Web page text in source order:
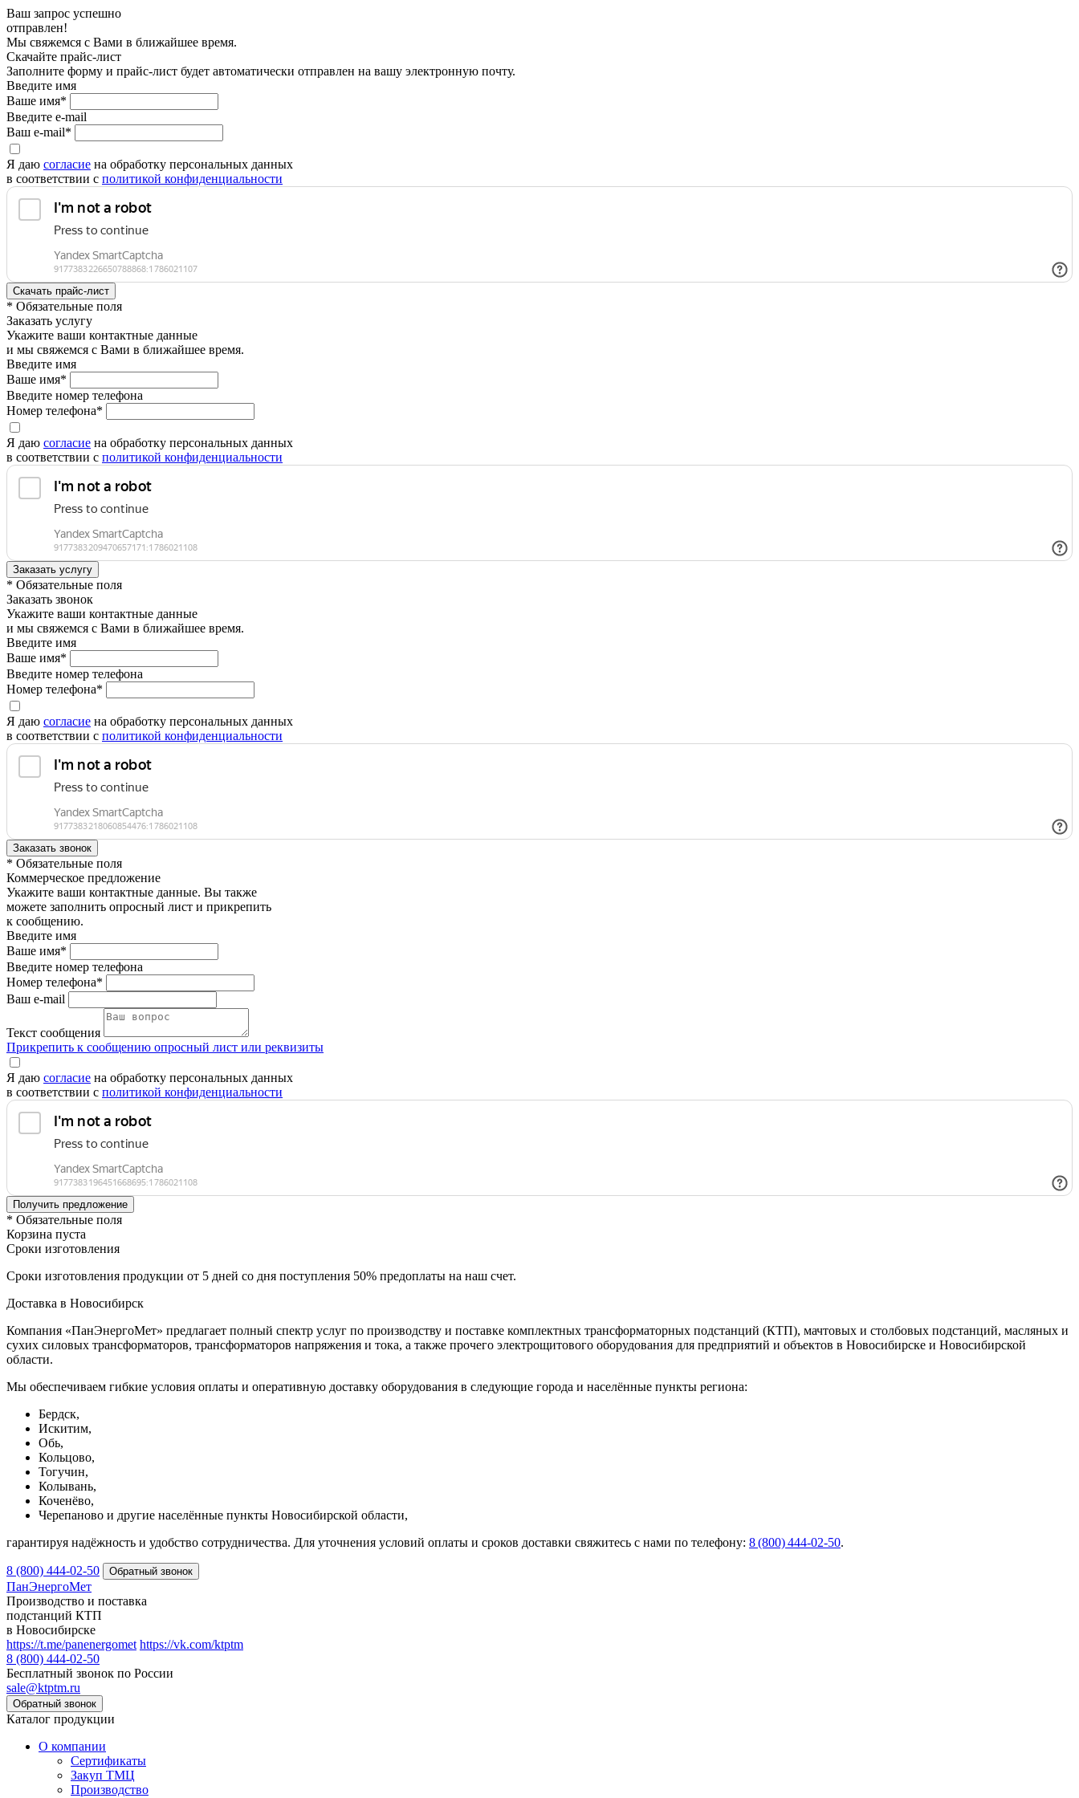
Ваш запрос успешно
отправлен!
Мы свяжемся с Вами в ближайшее время.
Скачайте прайс-лист
Заполните форму и прайс-лист будет автоматически отправлен на вашу электронную почту.
Введите имя
Ваше имя*
Введите e-mail
Ваш e-mail*
Я даю согласие на обработку персональных данных
в соответствии с политикой конфиденциальности
* Обязательные поля
Заказать услугу
Укажите ваши контактные данные
и мы свяжемся с Вами в ближайшее время.
Введите имя
Ваше имя*
Введите номер телефона
Номер телефона*
Я даю согласие на обработку персональных данных
в соответствии с политикой конфиденциальности
* Обязательные поля
Заказать звонок
Укажите ваши контактные данные
и мы свяжемся с Вами в ближайшее время.
Введите имя
Ваше имя*
Введите номер телефона
Номер телефона*
Я даю согласие на обработку персональных данных
в соответствии с политикой конфиденциальности
* Обязательные поля
Коммерческое предложение
Укажите ваши контактные данные. Вы также
можете заполнить опросный лист и прикрепить
к сообщению.
Введите имя
Ваше имя*
Введите номер телефона
Номер телефона*
Ваш e-mail
Текст сообщения
Прикрепить к сообщению опросный лист или реквизиты
Я даю согласие на обработку персональных данных
в соответствии с политикой конфиденциальности
* Обязательные поля
Корзина пуста
Сроки изготовления
Сроки изготовления продукции от 5 дней со дня поступления 50% предоплаты на наш счет.
Доставка в Новосибирск
Компания «ПанЭнергоМет» предлагает полный спектр услуг по производству и поставке комплектных трансформаторных подстанций (КТП), мачтовых и столбовых подстанций, масляных и
сухих силовых трансформаторов, трансформаторов напряжения и тока, а также прочего электрощитового оборудования для предприятий и объектов в Новосибирске и Новосибирской
области.
Мы обеспечиваем гибкие условия оплаты и оперативную доставку оборудования в следующие города и населённые пункты региона:
Бердск,
Искитим,
Обь,
Кольцово,
Тогучин,
Колывань,
Коченёво,
Черепаново и другие населённые пункты Новосибирской области,
гарантируя надёжность и удобство сотрудничества. Для уточнения условий оплаты и сроков доставки свяжитесь с нами по телефону: 8 (800) 444‑02‑50.
8 (800) 444-02-50
ПанЭнергоМет
Производство и поставка
подстанций КТП
в Новосибирске
https://t.me/panenergomet https://vk.com/ktptm
8 (800) 444-02-50
Бесплатный звонок по России
sale@ktptm.ru
Каталог продукции
О компании
Сертификаты
Закуп ТМЦ
Производство